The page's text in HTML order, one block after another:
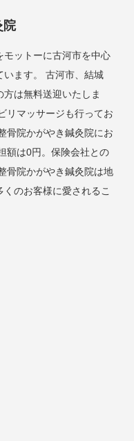
院
モットーに古河市を中心
います。 古河市、結城
は無料送迎いたしま
リマッサージも行ってお
骨院かがやき鍼灸院にお
額は0円。保険会社との
骨院かがやき鍼灸院は地
のお客様に愛されるこ